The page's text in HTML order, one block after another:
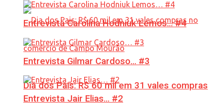
Dia dos Pais: R$ 60 mil em 31 vales compras
Entrevista Carolina Hodniuk Lemos… #4
Entrevista Gilmar Cardoso… #3
Entrevista Jair Elias… #2